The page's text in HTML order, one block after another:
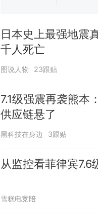
日本史上最强地震
千人死亡
图说人物 23跟贴
7.1级强震再袭熊本
供应链悬了
黑科技在身边 3跟贴
从监控看菲律宾
雪糕电竞陪